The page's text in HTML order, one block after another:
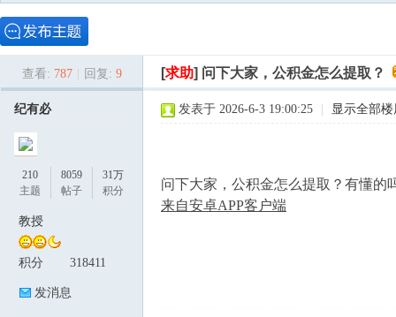
查看: 787 回复: 9 [求助] 问下大家，公积金怎么提取？
纪有必
210
主题
8059
帖子
31万
积分
教授
积分 318411
发消息
发表于 2026-6-3 19:00:25 显示全部楼
问下大家，公积金怎么提取？有懂的
来自安卓APP客户端